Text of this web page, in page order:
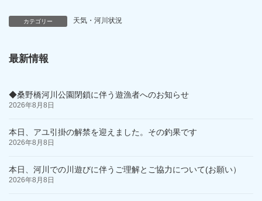
カテゴリー 天気・河川状況
最新情報
◆桑野橋河川公園閉鎖に伴う遊漁者へのお知らせ
2026年8月8日
本日、アユ引掛の解禁を迎えました。その釣果です
2026年8月8日
本日、河川での川遊びに伴うご理解とご協力について(お願い）
2026年8月8日